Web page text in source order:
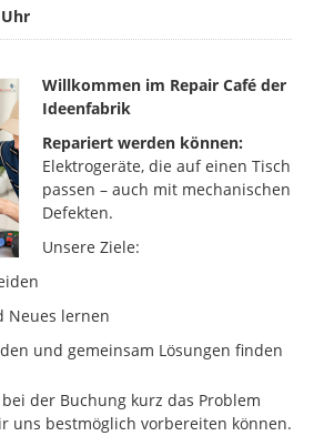
Uhr
Willkommen im Repair Café der
Ideenfabrik
Repariert werden können:
Elektrogeräte, die auf einen Tisch
passen – auch mit mechanischen
Defekten.
Unsere Ziele:
Neues lernen
und gemeinsam Lösungen finden
der Buchung kurz das Problem
uns bestmöglich vorbereiten können.